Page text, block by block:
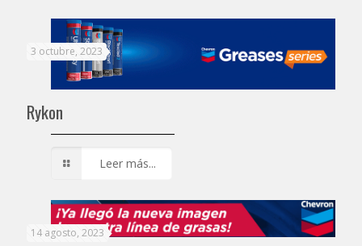
3 octubre, 2023
Rykon
Leer más...
14 agosto, 2023